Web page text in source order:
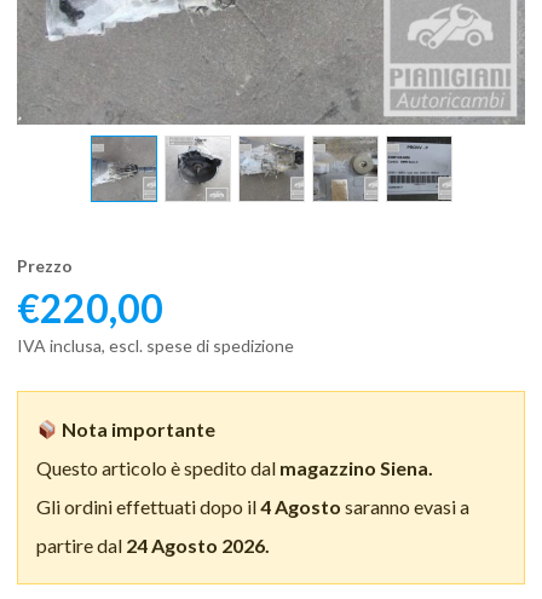
Prezzo
€220,00
IVA inclusa, escl. spese di spedizione
Nota importante
Questo articolo è spedito dal magazzino Siena.
Gli ordini effettuati dopo il4 Agosto saranno evasi a
partire dal 24 Agosto 2026.